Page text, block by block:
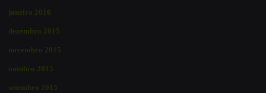
janeiro 2016
dezembro 2015
novembro 2015
outubro 2015
setembro 2015